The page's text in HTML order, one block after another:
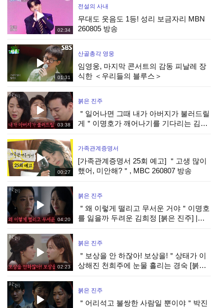
02:34
전설의 사내
무대도 웃음도 1등! 성리 보금자리 MBN
260805 방송
01:31
산골총각 영웅
임영웅, 마지막 콘서트의 감동 피날레 장
식한 ＜우리들의 블루스＞
03:38
붉은 진주
＂일어나면 그때 내가 아버지가 불러드릴
게＂이명호가 깨어나기를 기다리는 김희
00:27
가족관계증명서
[가족관계증명서 25회 예고] ＂고생 많이
했어, 미안해?＂, MBC 260807 방송
04:20
붉은 진주
＂왜 이렇게 떨리고 무서운 거야＂이명호
를 잃을까 두려운 김희정 [붉은 진주] |
02:23
붉은 진주
＂보상을 안 하잖아! 보상을!＂상태가 이
상해진 천희주에 눈물 흘리는 경숙 [붉은
붉은 진주
＂어리석고 불쌍한 사람일 뿐이야＂박진